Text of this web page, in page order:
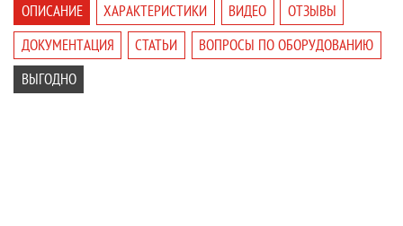
ОПИСАНИЕ ХАРАКТЕРИСТИКИ ВИДЕО
ОТЗЫВЫ
ДОКУМЕНТАЦИЯ
СТАТЬИ
ВОПРОСЫ ПО ОБОРУДОВАНИЮ
ВЫГОДНО